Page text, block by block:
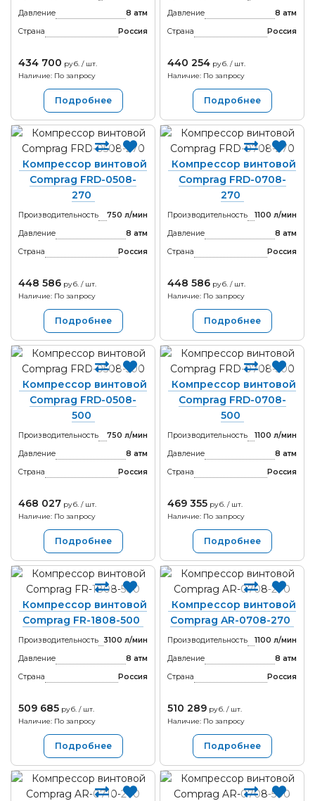
Давление
8 атм
Страна
Россия
434 700 руб. / шт.
Наличие: По запросу
Подробнее
Давление
8 атм
Страна
Россия
440 254 руб. / шт.
Наличие: По запросу
Подробнее
Компрессор винтовой
Comprag FRD-0508-
270
Производительность
750 л/мин
Давление
8 атм
Страна
Россия
448 586 руб. / шт.
Наличие: По запросу
Подробнее
Компрессор винтовой
Comprag FRD-0708-
270
Производительность
1100 л/мин
Давление
8 атм
Страна
Россия
448 586 руб. / шт.
Наличие: По запросу
Подробнее
Компрессор винтовой
Comprag FRD-0508-
500
Производительность
750 л/мин
Давление
8 атм
Страна
Россия
468 027 руб. / шт.
Наличие: По запросу
Подробнее
Компрессор винтовой
Comprag FRD-0708-
500
Производительность
1100 л/мин
Давление
8 атм
Страна
Россия
469 355 руб. / шт.
Наличие: По запросу
Подробнее
Компрессор винтовой
Comprag FR-1808-500
Производительность
3100 л/мин
Давление
8 атм
Страна
Россия
509 685 руб. / шт.
Наличие: По запросу
Подробнее
Компрессор винтовой
Comprag AR-0708-270
Производительность
1100 л/мин
Давление
8 атм
Страна
Россия
510 289 руб. / шт.
Наличие: По запросу
Подробнее